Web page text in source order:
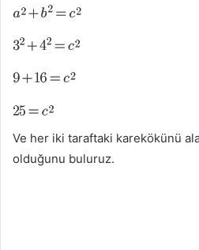
Ve her iki taraftaki karekökünü
olduğunu buluruz.